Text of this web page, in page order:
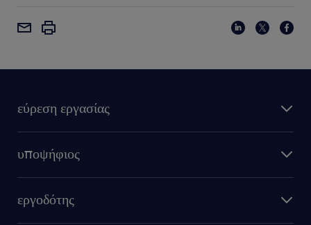
εύρεση εργασίας
υποψήφιος
εργοδότης